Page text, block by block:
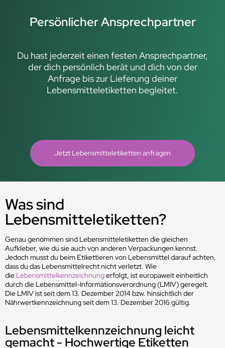
Persönlicher Ansprechpartner
Du hast jederzeit einen festen Ansprechpartner,
der dich persönlich berät und dich von der
Anfrage bis zur Lieferung deiner
Lebensmitteletiketten begleitet.
Jetzt Lebensmitteletiketten anfragen
Was sind
Lebensmitteletiketten?
Genau genommen sind Lebensmitteletiketten die gleichen
Aufkleber, wie du sie auch von anderen Verpackungen kennst.
Jedoch musst du beim Etikettieren von Lebensmittel darauf achten,
dass du das Lebensmittelrecht nicht verletzt. Wie
die Lebensmittelkennzeichnungerfolgt, ist europaweit einheitlich
durch die Lebensmittel-Informationsverordnung (LMIV) geregelt.
Die LMIV ist seit dem 13. Dezember 2014 bzw. hinsichtlich der
Nährwertkennzeichnung seit dem 13. Dezember 2016 gültig.
Lebensmittelkennzeichnung leicht
gemacht - Hochwertige Etiketten